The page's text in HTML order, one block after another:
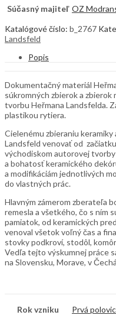
Súčasný majiteľ OZ
Katalógové číslo: b_2767
Landsfeld
Popis
Dokumentačný materiál
súkromných zbierok a zbierok
tvorbu Heřmana Landsfelda.
plastikou rytiera.
Cielenému zbieraniu
Landsfeld venovať od
východiskom autorovej
a bohatosť keramického
a modifikáciám jednotlivých
do vlastných prác.
Hlavným zámerom zberateľa
remesla a všetkého, čo s ním
pamiatok, od keramických
venoval všetok voľný čas a
stovky podkroví, stodôl,
Vedľa tejto výskumnej práce
na Slovensku, Morave, v
Rok vzniku Prvá